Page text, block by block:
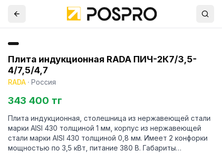
Плита индукционная RADA ПИЧ-2К7/3,5-
4/7,5/4,7
RADA · Россия
343 400 тг
Плита индукционная, столешница из нержавеющей стали
марки AISI 430 толщиной 1 мм, корпус из нержавеющей
стали марки AISI 430 толщиной 0,8 мм. Имеет 2 конфорки
мощностью по 3,5 кВт, питание 380 В. Габариты